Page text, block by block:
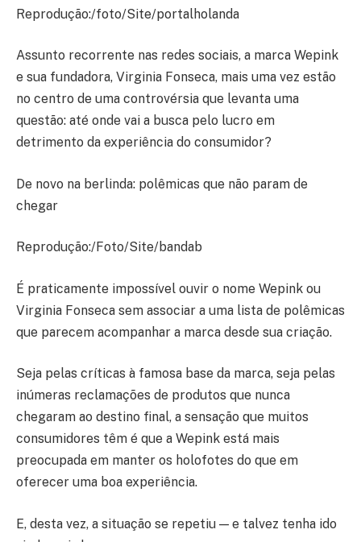
Reprodução:/foto/Site/portalholanda
Assunto recorrente nas redes sociais, a marca Wepink
e sua fundadora, Virginia Fonseca, mais uma vez estão
no centro de uma controvérsia que levanta uma
questão: até onde vai a busca pelo lucro em
detrimento da experiência do consumidor?
De novo na berlinda: polêmicas que não param de
chegar
Reprodução:/Foto/Site/bandab
É praticamente impossível ouvir o nome Wepink ou
Virginia Fonseca sem associar a uma lista de polêmicas
que parecem acompanhar a marca desde sua criação.
Seja pelas críticas à famosa base da marca, seja pelas
inúmeras reclamações de produtos que nunca
chegaram ao destino final, a sensação que muitos
consumidores têm é que a Wepink está mais
preocupada em manter os holofotes do que em
oferecer uma boa experiência.
E, desta vez, a situação se repetiu — e talvez tenha ido